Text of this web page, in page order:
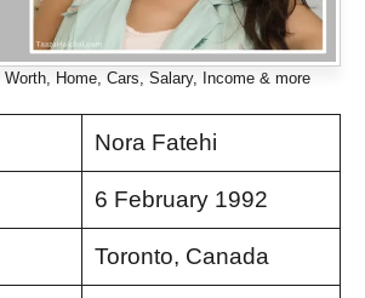
Worth, Home, Cars, Salary, Income & more
Nora Fatehi
6 February 1992
Toronto, Canada